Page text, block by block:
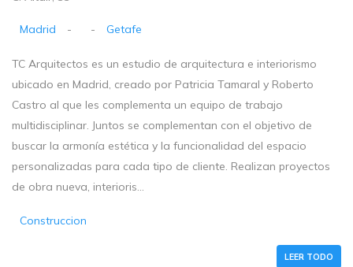
Madrid - - Getafe
TC Arquitectos es un estudio de arquitectura e interiorismo
ubicado en Madrid, creado por Patricia Tamaral y Roberto
Castro al que les complementa un equipo de trabajo
multidisciplinar. Juntos se complementan con el objetivo de
buscar la armonía estética y la funcionalidad del espacio
personalizadas para cada tipo de cliente. Realizan proyectos
de obra nueva, interioris...
Construccion
LEER TODO